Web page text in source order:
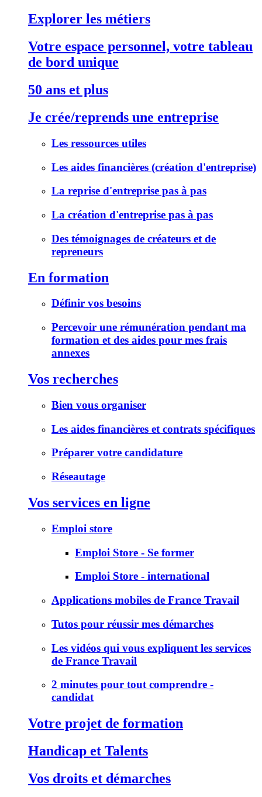
Explorer les métiers
Votre espace personnel, votre tableau
de bord unique
50 ans et plus
Je crée/reprends une entreprise
Les ressources utiles
Les aides financières (création d'entreprise)
La reprise d'entreprise pas à pas
La création d'entreprise pas à pas
Des témoignages de créateurs et de
repreneurs
En formation
Définir vos besoins
Percevoir une rémunération pendant ma
formation et des aides pour mes frais
annexes
Vos recherches
Bien vous organiser
Les aides financières et contrats spécifiques
Préparer votre candidature
Réseautage
Vos services en ligne
Emploi store
Emploi Store - Se former
Emploi Store - international
Applications mobiles de France Travail
Tutos pour réussir mes démarches
Les vidéos qui vous expliquent les services
de France Travail
2 minutes pour tout comprendre -
candidat
Votre projet de formation
Handicap et Talents
Vos droits et démarches